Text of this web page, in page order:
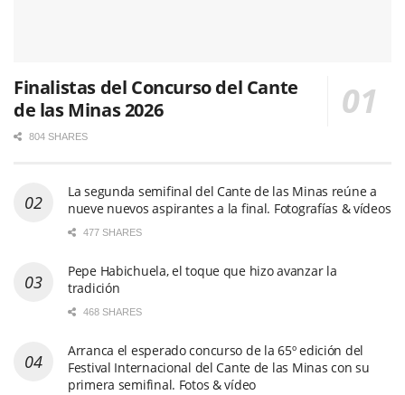
Finalistas del Concurso del Cante
de las Minas 2026
804 SHARES
La segunda semifinal del Cante de las Minas reúne a
nueve nuevos aspirantes a la final. Fotografías & vídeos
477 SHARES
Pepe Habichuela, el toque que hizo avanzar la
tradición
468 SHARES
Arranca el esperado concurso de la 65º edición del
Festival Internacional del Cante de las Minas con su
primera semifinal. Fotos & vídeo